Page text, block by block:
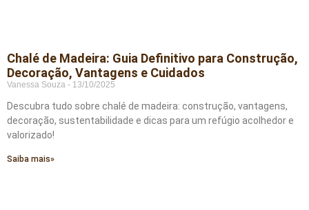
Chalé de Madeira: Guia Definitivo para Construção,
Decoração, Vantagens e Cuidados
Vanessa Souza 13/10/2025
Descubra tudo sobre chalé de madeira: construção, vantagens,
decoração, sustentabilidade e dicas para um refúgio acolhedor e
valorizado!
Saiba mais»